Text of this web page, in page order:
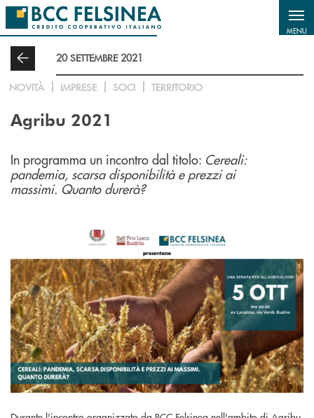
Salta al contenuto principale
MENU
20 SETTEMBRE 2021
NOVITÀ IMPRESE SOCI TERRITORIO
Agribu 2021
In programma un incontro dal titolo: Cereali:
pandemia, scarsa disponibilità e prezzi ai
massimi. Quanto durerà?